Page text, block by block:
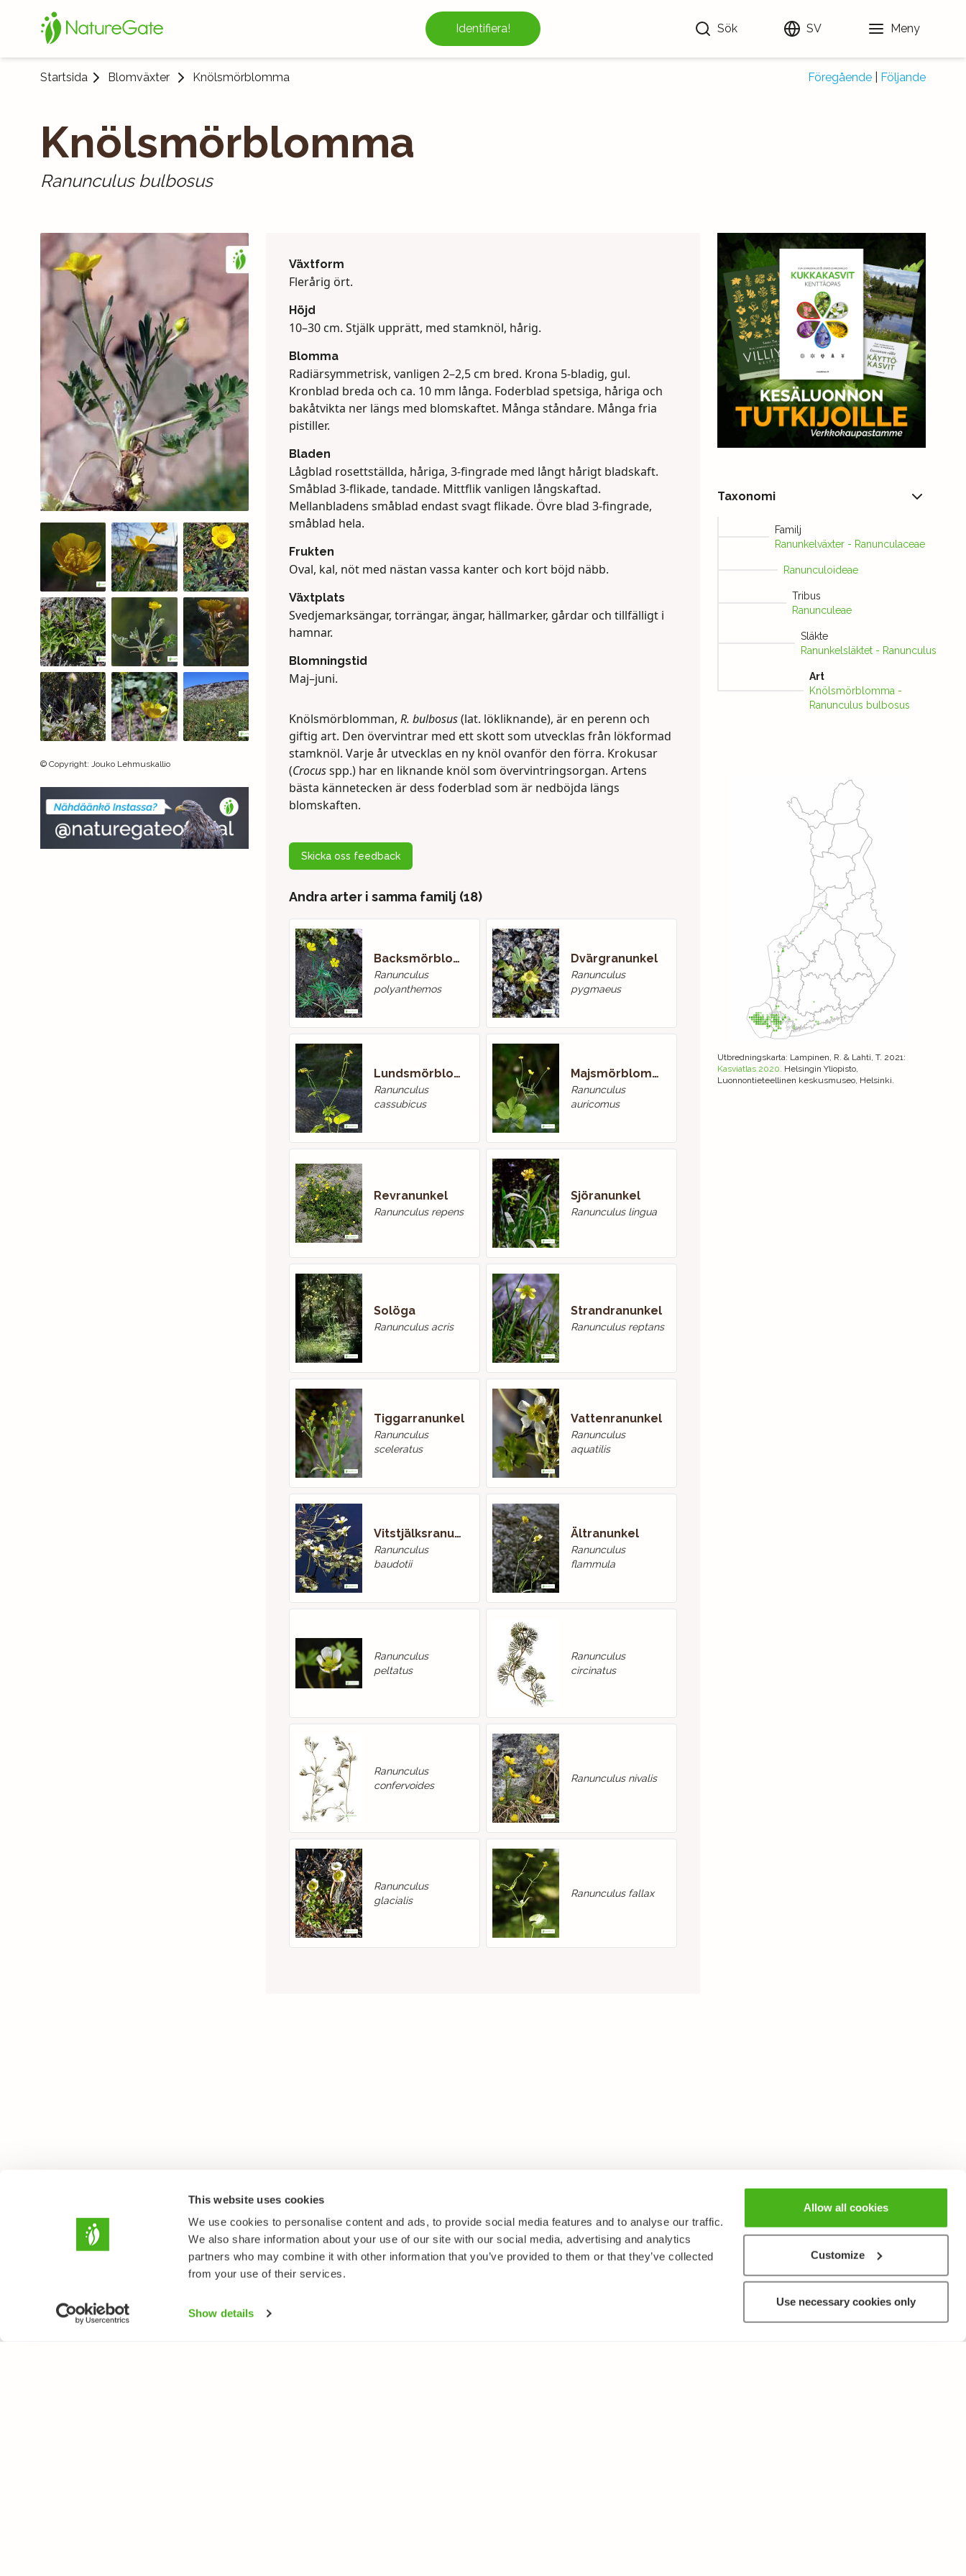
This website uses cookies
We use cookies to personalise content and ads, to provide social media features and to analyse our traffic.
We also share information about your use of our site with our social media, advertising and analytics
partners who may combine it with other information that you’ve provided to them or that they’ve collected
from your use of their services.
Show details
Allow all cookies
Customize
Use necessary cookies only
Identifiera! Sök SV Meny
Startsida Blomväxter Knölsmörblomma Föregående Följande
Knölsmörblomma
Ranunculus bulbosus
© Copyright: Jouko Lehmuskallio
Växtform
Flerårig ört.
Höjd
10–30 cm. Stjälk upprätt, med stamknöl, hårig.
Blomma
Radiärsymmetrisk, vanligen 2–2,5 cm bred. Krona 5-bladig, gul.
Kronblad breda och ca. 10 mm långa. Foderblad spetsiga, håriga och
bakåtvikta ner längs med blomskaftet. Många ståndare. Många fria
pistiller.
Bladen
Lågblad rosettställda, håriga, 3-fingrade med långt hårigt bladskaft.
Småblad 3-flikade, tandade. Mittflik vanligen långskaftad.
Mellanbladens småblad endast svagt flikade. Övre blad 3-fingrade,
småblad hela.
Frukten
Oval, kal, nöt med nästan vassa kanter och kort böjd näbb.
Växtplats
Svedjemarksängar, torrängar, ängar, hällmarker, gårdar och tillfälligt i
hamnar.
Blomningstid
Maj–juni.
Knölsmörblomman, R. bulbosus(lat. lökliknande), är en perenn och
giftig art. Den övervintrar med ett skott som utvecklas från lökformad
stamknöl. Varje år utvecklas en ny knöl ovanför den förra. Krokusar
(Crocusspp.) har en liknande knöl som övervintringsorgan. Artens
bästa kännetecken är dess foderblad som är nedböjda längs
blomskaften.
Skicka oss feedback
Andra arter i samma familj (18)
Backsmörblomma
Ranunculus
polyanthemos
Dvärgranunkel
Ranunculus
pygmaeus
Lundsmörblomma
Ranunculus
cassubicus
Majsmörblomma
Ranunculus
auricomus
Revranunkel
Ranunculus repens
Sjöranunkel
Ranunculus lingua
Solöga
Ranunculus acris
Strandranunkel
Ranunculus reptans
Tiggarranunkel
Ranunculus
sceleratus
Vattenranunkel
Ranunculus
aquatilis
Vitstjälksranunkel
Ranunculus
baudotii
Ältranunkel
Ranunculus
flammula
Ranunculus
peltatus
Ranunculus
circinatus
Ranunculus
confervoides
Ranunculus nivalis
Ranunculus
glacialis
Ranunculus fallax
Taxonomi
Familj
Ranunkelväxter - Ranunculaceae
Ranunculoideae
Tribus
Ranunculeae
Släkte
Ranunkelsläktet - Ranunculus
Art
Knölsmörblomma -
Ranunculus bulbosus
Utbredningskarta: Lampinen, R. & Lahti, T. 2021:
Kasviatlas 2020. Helsingin Yliopisto,
Luonnontieteellinen keskusmuseo, Helsinki.